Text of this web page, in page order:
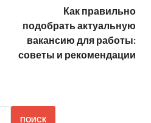
Как правильно
подобрать актуальную
вакансию для работы:
советы и рекомендации
ПОИСК